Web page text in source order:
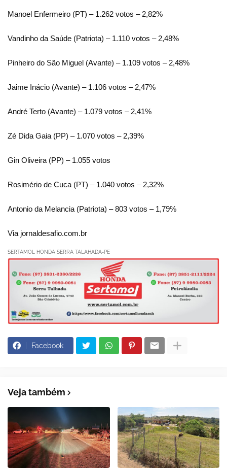
Manoel Enfermeiro (PT) – 1.262 votos – 2,82%
Vandinho da Saúde (Patriota) – 1.110 votos – 2,48%
Pinheiro do São Miguel (Avante) – 1.109 votos – 2,48%
Jaime Inácio (Avante) – 1.106 votos – 2,47%
André Terto (Avante) – 1.079 votos – 2,41%
Zé Dida Gaia (PP) – 1.070 votos – 2,39%
Gin Oliveira (PP) – 1.055 votos
Rosimério de Cuca (PT) – 1.040 votos – 2,32%
Antonio da Melancia (Patriota) – 803 votos – 1,79%
Via jornaldesafio.com.br
SERTAMOL HONDA SERRA TALAHADA-PE
Facebook
Veja também